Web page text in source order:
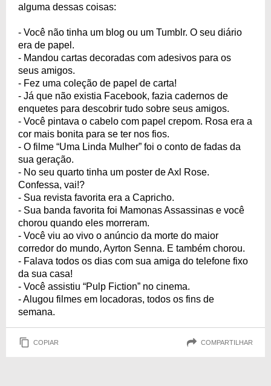
alguma dessas coisas:
- Você não tinha um blog ou um Tumblr. O seu diário
era de papel.
- Mandou cartas decoradas com adesivos para os
seus amigos.
- Fez uma coleção de papel de carta!
- Já que não existia Facebook, fazia cadernos de
enquetes para descobrir tudo sobre seus amigos.
- Você pintava o cabelo com papel crepom. Rosa era a
cor mais bonita para se ter nos fios.
- O filme “Uma Linda Mulher” foi o conto de fadas da
sua geração.
- No seu quarto tinha um poster de Axl Rose.
Confessa, vai!?
- Sua revista favorita era a Capricho.
- Sua banda favorita foi Mamonas Assassinas e você
chorou quando eles morreram.
- Você viu ao vivo o anúncio da morte do maior
corredor do mundo, Ayrton Senna. E também chorou.
- Falava todos os dias com sua amiga do telefone fixo
da sua casa!
- Você assistiu “Pulp Fiction” no cinema.
- Alugou filmes em locadoras, todos os fins de
semana.
COPIAR COMPARTILHAR